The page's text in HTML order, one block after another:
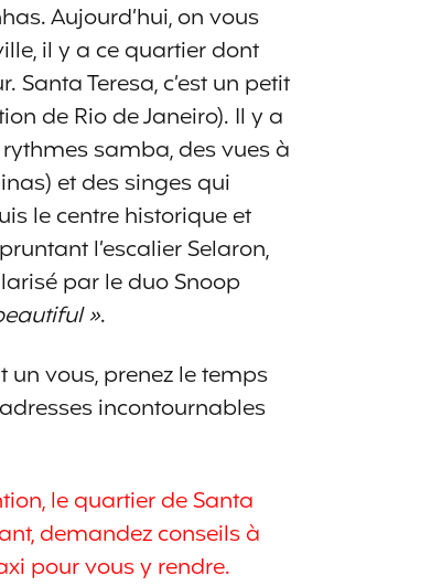
Aujourd’hui, on vous
il y a ce quartier dont
Teresa, c’est un petit
de Rio de Janeiro). Il y a
samba, des vues à
et des singes qui
le centre historique et
l’escalier Selaron,
par le duo Snoop
».
un vous, prenez le temps
incontournables
le quartier de Santa
demandez conseils à
pour vous y rendre.